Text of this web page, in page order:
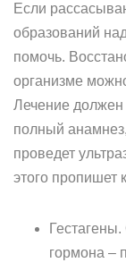
Если
образований
помочь.
организме
Лечение должен
полный
проведет
этого пропишет
гормона –